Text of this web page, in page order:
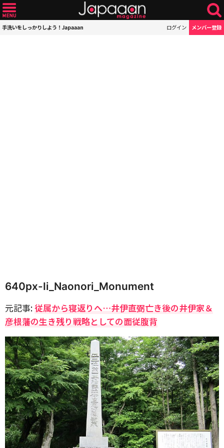
手洗いをしっかりしよう！Japaaan ログイン メンバー登録
640px-Ii_Naonori_Monument
元記事:従属から寝返りへ…井伊直弼亡き後の井伊家＆
彦根藩の生き残り戦略としての面従腹背